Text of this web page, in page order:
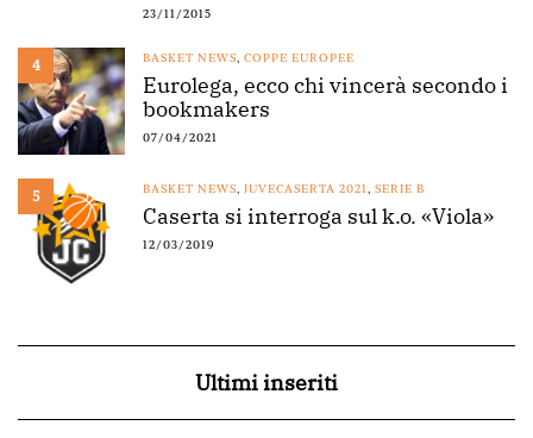
23/11/2015
4 BASKET NEWS, COPPE EUROPEE
Eurolega, ecco chi vincerà secondo i
bookmakers
07/04/2021
5 BASKET NEWS, JUVECASERTA 2021, SERIE B
Caserta si interroga sul k.o. «Viola»
12/03/2019
Ultimi inseriti